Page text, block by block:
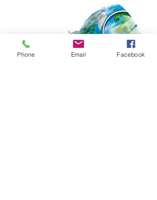
Phone Email Facebook